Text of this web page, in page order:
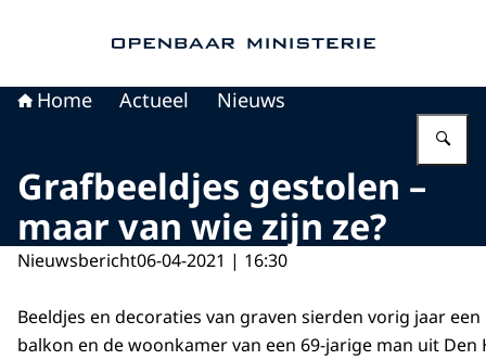
Home Actueel Nieuws
Grafbeeldjes gestolen –
maar van wie zijn ze?
Nieuwsbericht06-04-2021 | 16:30
Beeldjes en decoraties van graven sierden vorig jaar
balkon en de woonkamer van een 69-jarige man uit Den